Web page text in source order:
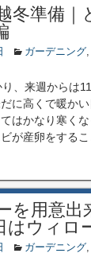
冬準備｜
ガーデニング,
、来週からは
に高くで暖か
はかなり寒く
が産卵をする
を用意出
はウィロ
ガーデニング,